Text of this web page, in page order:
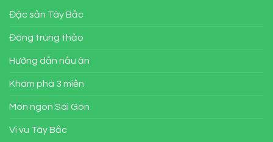
Đặc sản Tây Bắc
Đông trùng thảo
Hướng dẫn nấu ăn
Khám phá 3 miền
Món ngon Sài Gòn
Vi vu Tây Bắc